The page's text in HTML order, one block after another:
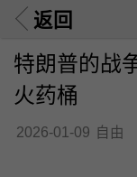
返回
特朗普的战
火药桶
2026-01-09 自由